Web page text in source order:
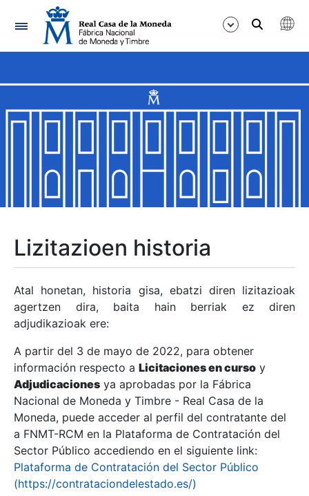
Nabigazioa
Erakutsi/Ezkutatu
Erakutsi/Ezkutatu
Erakutsi/Ezkutatu
Erakutsi/Ezkutatu
Erakutsi/Ezkutatu
Erakutsi/Ezkutatu
Erakutsi/Ezkutatu
Lizitazioen historia
Atal honetan, historia gisa, ebatzi diren lizitazioak
agertzen dira, baita hain berriak ez diren
adjudikazioak ere:
A partir del 3 de mayo de 2022, para obtener
información respecto a Licitaciones en curso y
Adjudicaciones ya aprobadas por la Fábrica
Nacional de Moneda y Timbre - Real Casa de la
Moneda, puede acceder al perfil del contratante del
a FNMT-RCM en la Plataforma de Contratación del
Sector Público accediendo en el siguiente link:
Plataforma de Contratación del Sector Público
(https://contrataciondelestado.es/)